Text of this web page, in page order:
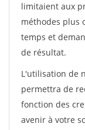
limitaient aux
méthodes plus
temps et
de résultat.
L'utilisation de
permettra de
fonction des
avenir à votre